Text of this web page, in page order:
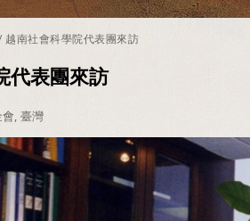
越南社會科學院代表團來訪
代表團來訪
, 臺灣